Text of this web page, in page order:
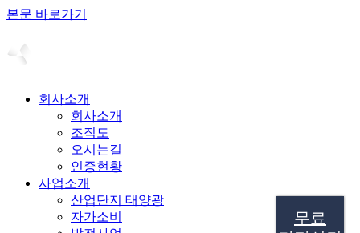
본문 바로가기
회사소개
회사소개
조직도
오시는길
인증현황
사업소개
산업단지 태양광
자가소비
무료